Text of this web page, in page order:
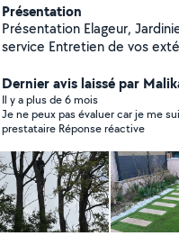
Présentation
Présentation Elageur, Jardinier -
service Entretien de vos
mes services pour prendre
et de vos extérieurs.
régulier ou ponctuel, en
votre planning. Intervention
discrète, avec le souci du
Déplacement sur Paris
parisienne Disponible 7j/7,
gratuit sur simple demande
Dernier avis laissé par
Il y a plus de 6 mois
Je ne peux pas évaluer car je me suis Engagée vers un
prestataire Réponse réactive